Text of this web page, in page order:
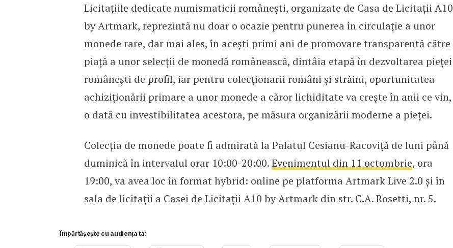
Licitațiile dedicate numismaticii românești, organizate de Casa de Licitații A10
by Artmark, reprezintă nu doar o ocazie pentru punerea în circulație a unor
monede rare, dar mai ales, în acești primi ani de promovare transparentă către
piață a unor selecții de monedă românească, dintâia etapă în dezvoltarea pieței
românești de profil, iar pentru colecționarii români și străini, oportunitatea
achiziționării primare a unor monede a căror lichiditate va crește în anii ce vin,
o dată cu investibilitatea acestora, pe măsura organizării moderne a pieței.
Colecția de monede poate fi admirată la Palatul Cesianu-Racoviță de luni până
duminică în intervalul orar 10:00-20:00.Evenimentul din 11 octombrie, ora
19:00, va avea loc în format hybrid: online pe platforma Artmark Live 2.0 și în
sala de licitații a Casei de Licitații A10 by Artmark din str. C.A. Rosetti, nr. 5.
Împărtășește cu audiența ta: